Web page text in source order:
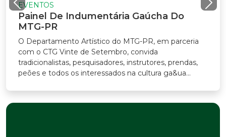
EVENTOS
Painel De Indumentária Gaúcha Do
MTG-PR
O Departamento Artístico do MTG-PR, em parceria
com o CTG Vinte de Setembro, convida
tradicionalistas, pesquisadores, instrutores, prendas,
peões e todos os interessados na cultura ga&ua...